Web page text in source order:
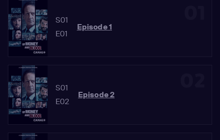
S01
E01
Episode 1
S01
E02
Episode 2